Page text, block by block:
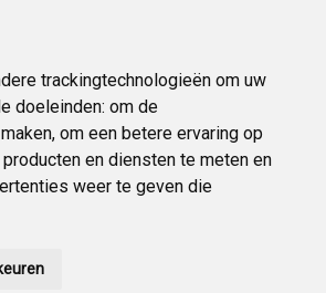
trackingtechnologieën om uw
doeleinden: om de
, om een betere ervaring op
en diensten te meten en
weer te geven die